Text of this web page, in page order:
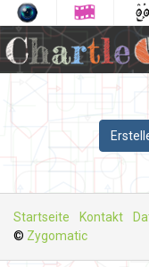
Startseite Kontakt
© Zygomatic